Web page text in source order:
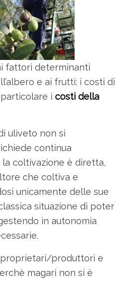
fattori determinanti
e ai frutti: i costi di
i costi della
uliveto non si
continua
la coltivazione è diretta,
che coltiva e
unicamente delle sue
situazione di poter
in autonomia
proprietari/produttori e
magari non si è